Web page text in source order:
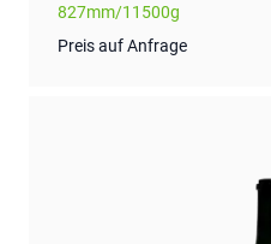
827mm/11500g
Preis auf Anfrage